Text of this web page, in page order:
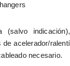
indicación),
de acelerador/ralentí
necesario.